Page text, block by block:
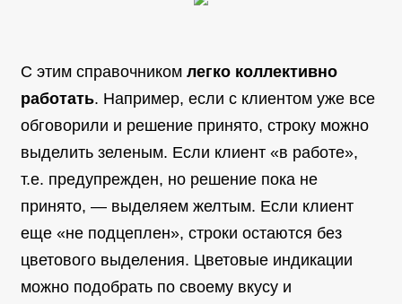
С этим справочником легко коллективно
работать. Например, если с клиентом уже все
обговорили и решение принято, строку можно
выделить зеленым. Если клиент «в работе»,
т.е. предупрежден, но решение пока не
принято, — выделяем желтым. Если клиент
еще «не подцеплен», строки остаются без
цветового выделения. Цветовые индикации
можно подобрать по своему вкусу и